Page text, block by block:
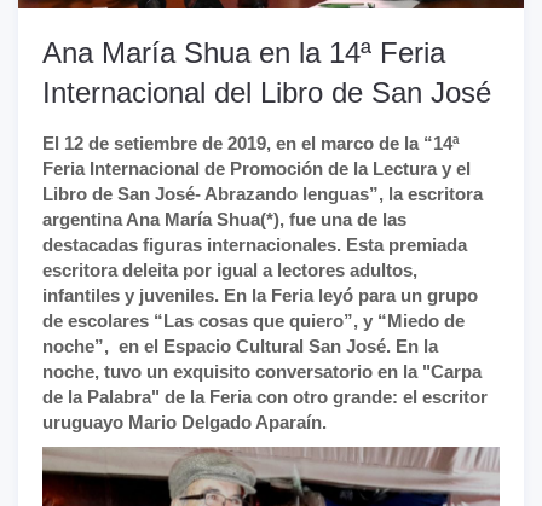
Ana María Shua en la 14ª Feria
Internacional del Libro de San José
El 12 de setiembre de 2019, en el marco de la “14ª
Feria Internacional de Promoción de la Lectura y el
Libro de San José- Abrazando lenguas”, la escritora
argentina Ana María Shua(*), fue una de las
destacadas figuras internacionales. Esta premiada
escritora deleita por igual a lectores adultos,
infantiles y juveniles. En la Feria leyó para un grupo
de escolares “Las cosas que quiero”, y “Miedo de
noche”, en el Espacio Cultural San José. En la
noche, tuvo un exquisito conversatorio en la "Carpa
de la Palabra" de la Feria con otro grande: el escritor
uruguayo Mario Delgado Aparaín.